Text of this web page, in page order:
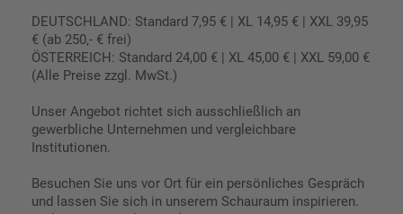
DEUTSCHLAND: Standard 7,95 € | XL 14,95 € | XXL 39,95
€ (ab 250,- € frei)
ÖSTERREICH: Standard 24,00 € | XL 45,00 € | XXL 59,00 €
(Alle Preise zzgl. MwSt.)
Unser Angebot richtet sich ausschließlich an
gewerbliche Unternehmen und vergleichbare
Institutionen.
Besuchen Sie uns vor Ort für ein persönliches Gespräch
und lassen Sie sich in unserem Schauraum inspirieren.